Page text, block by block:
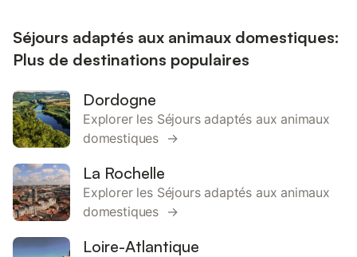
Séjours adaptés aux animaux domestiques:
Plus de destinations populaires
Dordogne
Explorer les Séjours adaptés aux animaux
domestiques →
La Rochelle
Explorer les Séjours adaptés aux animaux
domestiques →
Loire-Atlantique